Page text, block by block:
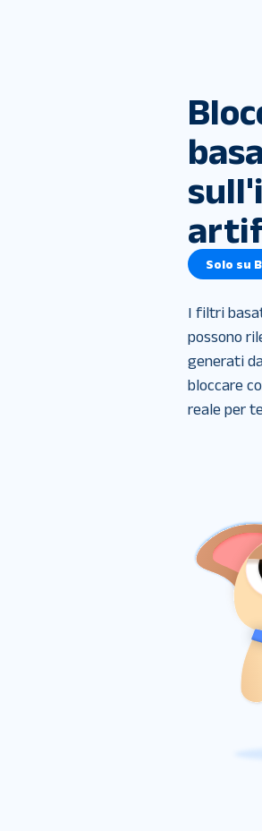
Solo su
I filtri
possono
generati
bloccare
reale per